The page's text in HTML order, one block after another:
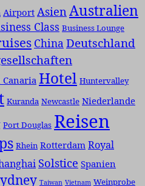
Airport Asien Australien
Class Business Lounge
China Deutschland
Canaria Hotel Huntervalley
Kuranda Newcastle Niederlande
Port Douglas Reisen
Rhein Rotterdam Royal
Solstice Spanien
Taiwan Vietnam Weinprobe